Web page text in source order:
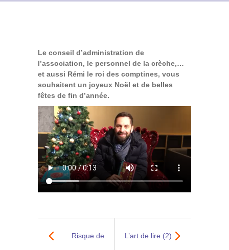
Archives du blog
Recrutement
Le conseil d’administration de
l’association, le personnel de la crèche,…
et aussi Rémi le roi des comptines, vous
souhaitent un joyeux Noël et de belles
fêtes de fin d’année.
Risque de L’art de lire (2)